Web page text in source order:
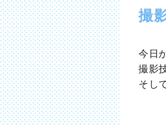
撮
今日
撮影
そし